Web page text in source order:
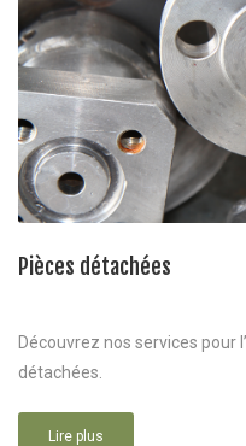
Pièces détachées
Découvrez nos services pour
détachées.
Lire plus